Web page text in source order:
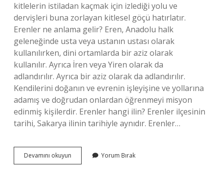
kitlelerin istiladan kaçmak için izlediği yolu ve
dervişleri buna zorlayan kitlesel göçü hatırlatır.
Erenler ne anlama gelir? Eren, Anadolu halk
geleneğinde usta veya ustanın ustası olarak
kullanılırken, dini ortamlarda bir aziz olarak
kullanılır. Ayrıca İren veya Yiren olarak da
adlandırılır. Ayrıca bir aziz olarak da adlandırılır.
Kendilerini doğanın ve evrenin işleyişine ve yollarına
adamış ve doğrudan onlardan öğrenmeyi misyon
edinmiş kişilerdir. Erenler hangi ilin? Erenler ilçesinin
tarihi, Sakarya ilinin tarihiyle aynıdır. Erenler…
Devamını okuyun
Ismi
Yorum Bırak